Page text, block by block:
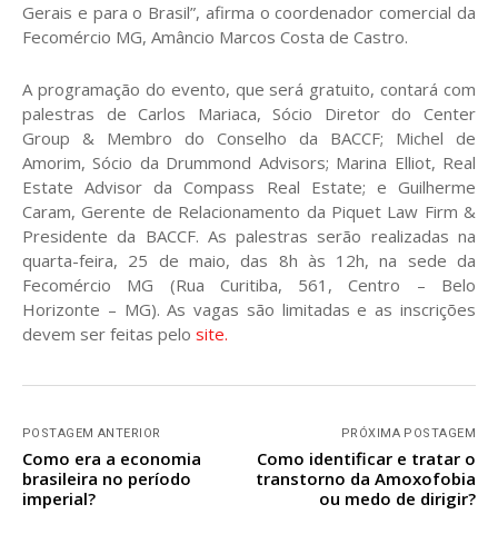
Gerais e para o Brasil”, afirma o coordenador comercial da
Fecomércio MG, Amâncio Marcos Costa de Castro.
A programação do evento, que será gratuito, contará com
palestras de Carlos Mariaca, Sócio Diretor do Center
Group & Membro do Conselho da BACCF; Michel de
Amorim, Sócio da Drummond Advisors; Marina Elliot, Real
Estate Advisor da Compass Real Estate; e Guilherme
Caram, Gerente de Relacionamento da Piquet Law Firm &
Presidente da BACCF. As palestras serão realizadas na
quarta-feira, 25 de maio, das 8h às 12h, na sede da
Fecomércio MG (Rua Curitiba, 561, Centro – Belo
Horizonte – MG). As vagas são limitadas e as inscrições
devem ser feitas pelo site.
POSTAGEM ANTERIOR
Como era a economia
brasileira no período
imperial?
PRÓXIMA POSTAGEM
Como identificar e tratar o
transtorno da Amoxofobia
ou medo de dirigir?